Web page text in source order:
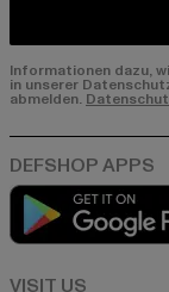
Informationen dazu,
in unserer
abmelden.